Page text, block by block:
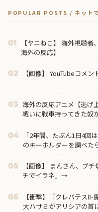
POPULAR POSTS / ネット
01
【ヤニねこ】 海外視聴
海外の反応】
02 【画像】 YouTubeコメ
03 海外の反応アニメ【逃げ
戦いに戦車持ってきた奴
04
「2年間、たぶん1日4回
のキーホルダーを調べた
05
【画像】 まんさん、ブ
チでイラネ」→
06
【衝撃】『クレバテス
大ハサミがアリシアの首